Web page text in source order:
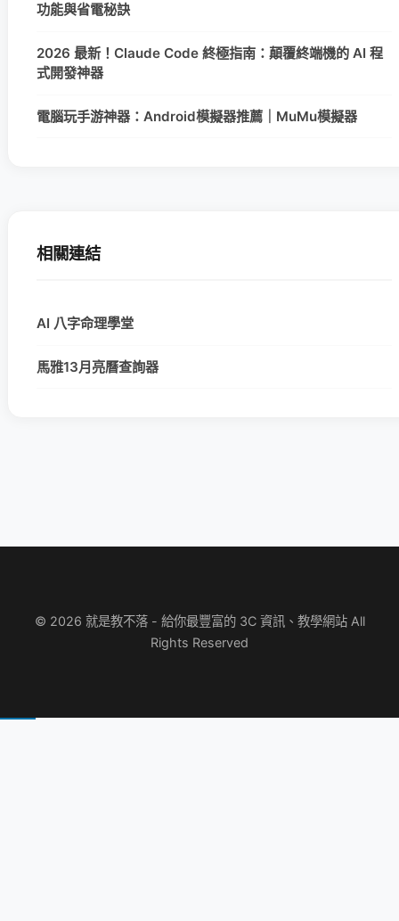
功能與省電秘訣
2026 最新！Claude Code 終極指南：顛覆終端機的 AI 程
式開發神器
電腦玩手游神器：Android模擬器推薦｜MuMu模擬器
相關連結
AI 八字命理學堂
馬雅13月亮曆查詢器
© 2026 就是教不落 - 給你最豐富的 3C 資訊、教學網站 All
Rights Reserved